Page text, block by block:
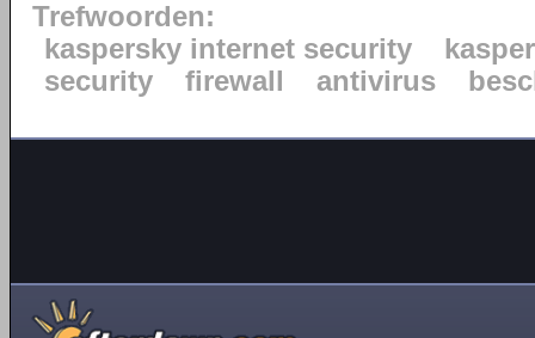
Trefwoorden:
kaspersky internet security
security
firewall antivirus